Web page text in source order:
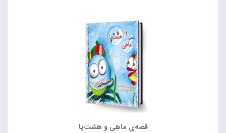
قصه‌ی ماهی و هشت‌پا